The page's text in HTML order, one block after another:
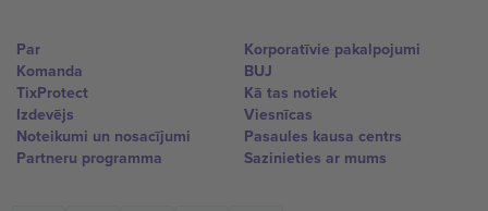
Par
Komanda
TixProtect
Izdevējs
Noteikumi un nosacījumi
Partneru programma
Korporatīvie pakalpojumi
BUJ
Kā tas notiek
Viesnīcas
Pasaules kausa centrs
Sazinieties ar mums